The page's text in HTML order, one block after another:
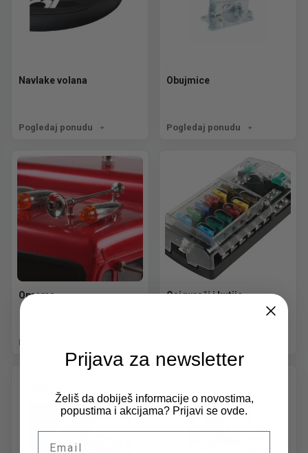
Navlake volana
Pogledaj ponudu
Obujmice
Pogledaj ponudu
Oprema
Pogledaj ponudu
Osigurači i kutije
Prijava za newsletter
Želiš da dobiješ informacije o novostima,
popustima i akcijama? Prijavi se ovde.